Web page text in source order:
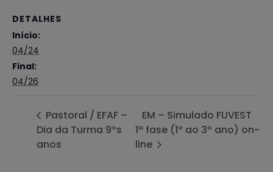
DETALHES
Início:
04/24
Final:
04/26
Pastoral / EFAF –
Dia da Turma 9ºs
anos
EM – Simulado FUVEST
1ª fase (1º ao 3º ano) on-
line